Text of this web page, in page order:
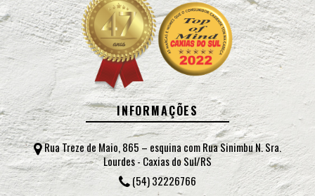
INFORMAÇÕES
Rua Treze de Maio, 865 – esquina com Rua Sinimbu N. Sra.
Lourdes - Caxias do Sul/RS
(54) 32226766